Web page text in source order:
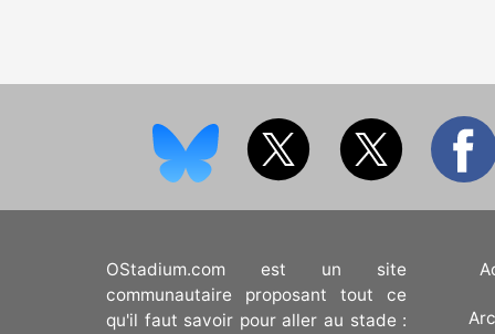
OStadium.com est un site
communautaire proposant tout ce
qu'il faut savoir pour aller au stade :